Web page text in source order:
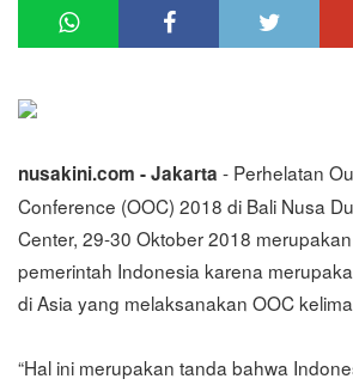
nusakini.com - Jakarta - Perhelatan
Conference (OOC) 2018 di Bali Nusa
Center, 29-30 Oktober 2018
pemerintah Indonesia karena
di Asia yang melaksanakan OOC
“Hal ini merupakan tanda bahwa